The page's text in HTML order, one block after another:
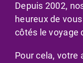
Depuis 2002,
heureux de
côtés le voyage
Pour cela, votre